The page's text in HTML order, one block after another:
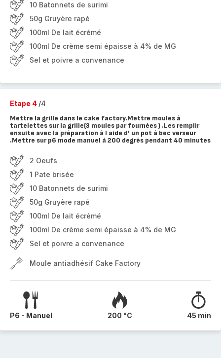
10 Batonnets de surimi
50g Gruyère rapé
100ml De lait écrémé
100ml De crème semi épaisse à 4% de MG
Sel et poivre a convenance
Etape 4 /4
Mettre la grille dans le cake factory.Mettre moules à
tartelettes sur la grille(3 moules par fournées ) .Les remplir
ensuite avec la préparation à l aide d' un pot à bec verseur
.Mettre sur p6 mode manuel à 200 degrés pendant 40 minutes
2 Oeufs
1 Pate brisée
10 Batonnets de surimi
50g Gruyère rapé
100ml De lait écrémé
100ml De crème semi épaisse à 4% de MG
Sel et poivre a convenance
Moule antiadhésif Cake Factory
P6 - Manuel 200 °C 45 min